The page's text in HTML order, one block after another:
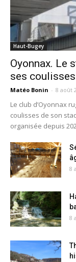
Haut-Bugey
Oyonnax. Le
ses
Matéo Bonin - 8 août
Le club d’Oyonnax
coulisses de son
organisée depuis
8
8